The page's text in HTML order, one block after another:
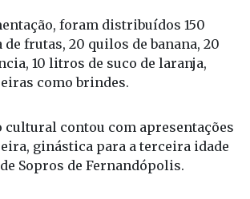
foram distribuídos 150
de frutas, 20 quilos de banana, 20
10 litros de suco de laranja,
como brindes.
cultural contou com apresentações
ginástica para a terceira idade
Sopros de Fernandópolis.